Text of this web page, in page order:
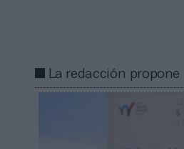
La redacción propone